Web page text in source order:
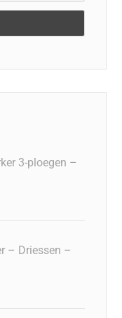
3-ploegen –
– Driessen –